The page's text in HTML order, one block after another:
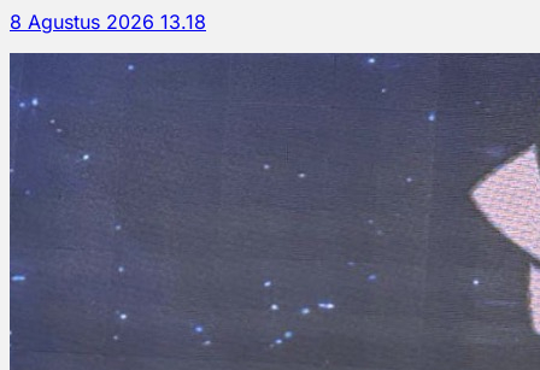
8 Agustus 2026 13.18